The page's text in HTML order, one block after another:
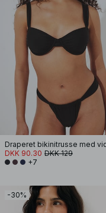
DKK 90.30 DKK 129
+7
-30%